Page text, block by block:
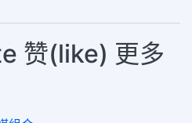
赞(like) 更多